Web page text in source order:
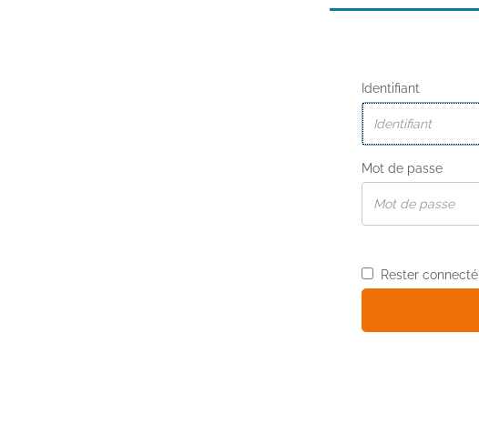
Identifiant
Mot de passe
Rester connecté